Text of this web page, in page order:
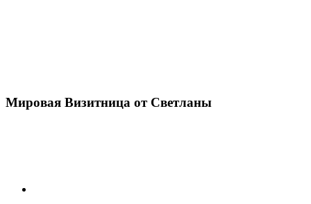
Мировая Визитница от Светланы